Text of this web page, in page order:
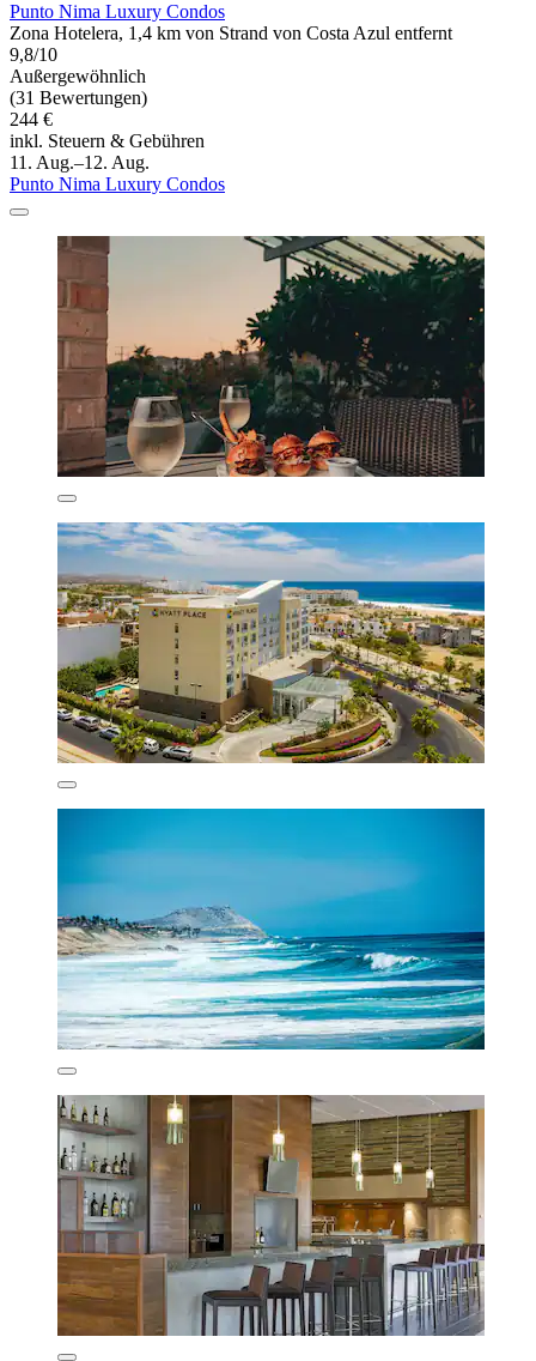
Punto Nima Luxury Condos
Zona Hotelera, 1,4 km von Strand von Costa Azul entfernt
9,8/10
Außergewöhnlich
(31 Bewertungen)
244 €
inkl. Steuern & Gebühren
11. Aug.–12. Aug.
Punto Nima Luxury Condos